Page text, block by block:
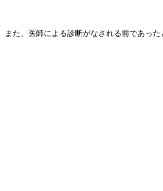
た、医師による診断がなされる前であっ